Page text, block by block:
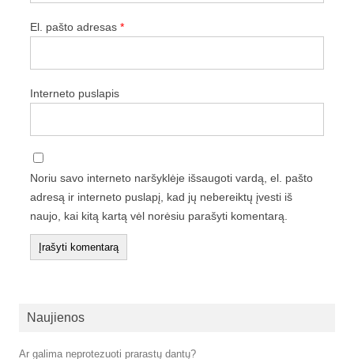
El. pašto adresas *
Interneto puslapis
Noriu savo interneto naršyklėje išsaugoti vardą, el. pašto
adresą ir interneto puslapį, kad jų nebereiktų įvesti iš
naujo, kai kitą kartą vėl norėsiu parašyti komentarą.
Naujienos
Ar galima neprotezuoti prarastų dantų?